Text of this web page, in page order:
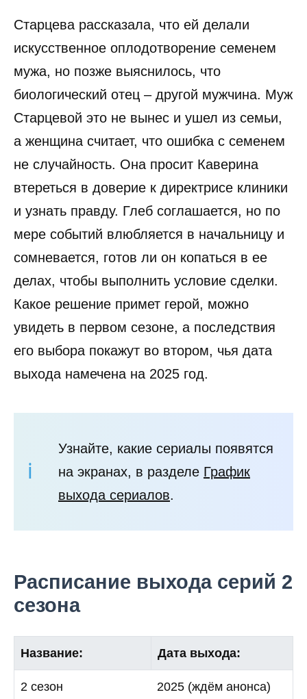
Старцева рассказала, что ей делали
искусственное оплодотворение семенем
мужа, но позже выяснилось, что
биологический отец – другой мужчина. Муж
Старцевой это не вынес и ушел из семьи,
а женщина считает, что ошибка с семенем
не случайность. Она просит Каверина
втереться в доверие к директрисе клиники
и узнать правду. Глеб соглашается, но по
мере событий влюбляется в начальницу и
сомневается, готов ли он копаться в ее
делах, чтобы выполнить условие сделки.
Какое решение примет герой, можно
увидеть в первом сезоне, а последствия
его выбора покажут во втором, чья дата
выхода намечена на 2025 год.
Узнайте, какие сериалы появятся
на экранах, в разделе График
выхода сериалов.
Расписание выхода серий 2
сезона
Название: Дата выхода:
2 сезон 2025 (ждём анонса)